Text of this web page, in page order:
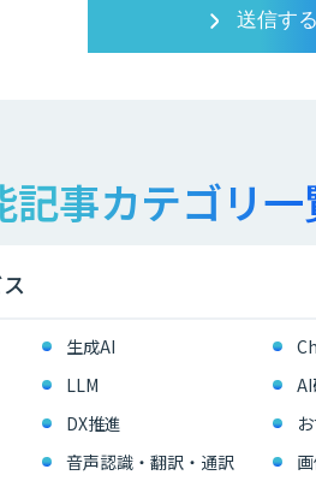
記事カテゴリ一
生成AI
LLM
DX推進
音声認識・翻訳・通訳